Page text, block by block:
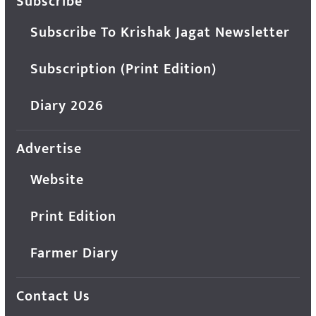
Subscribe To Krishak Jagat Newsletter
Subscription (Print Edition)
Diary 2026
Advertise
Website
Print Edition
Farmer Diary
Contact Us